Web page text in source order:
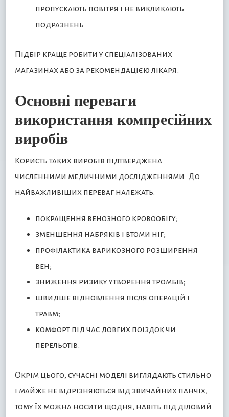
пропускають повітря і не викликають
подразнень.
Підбір краще робити у спеціалізованих
магазинах або за рекомендацією лікаря.
Основні переваги
використання компресійних
виробів
Користь таких виробів підтверджена
численними медичними дослідженнями. До
найважливіших переваг належать:
покращення венозного кровообігу;
зменшення набряків і втоми ніг;
профілактика варикозного розширення
вен;
зниження ризику утворення тромбів;
швидше відновлення після операцій і
травм;
комфорт під час довгих поїздок чи
перельотів.
Окрім цього, сучасні моделі виглядають стильно
і майже не відрізняються від звичайних панчіх,
тому їх можна носити щодня, навіть під діловий